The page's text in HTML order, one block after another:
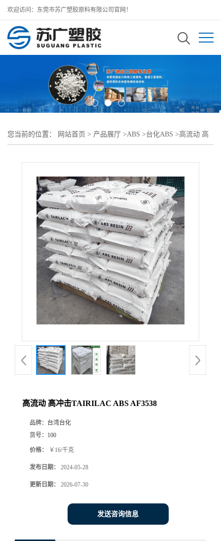
欢迎访问：东莞市苏广塑胶原料有限公司官网！
您当前的位置： 网站首页 > 产品展厅 >ABS >台化ABS >高流动 高
高流动 高冲击TAIRILAC ABS AF3538
品牌： 台湾台化
货号： 100
价格： ￥16/千克
发布日期： 2024-05-28
更新日期： 2026-07-30
发送咨询信息